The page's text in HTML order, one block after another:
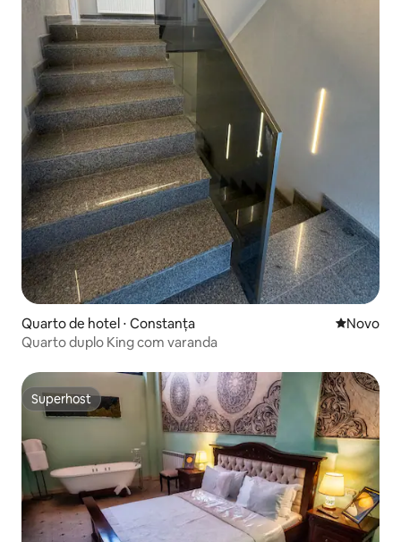
Quarto de hotel ⋅ Constanța Novo
Novo
Quarto duplo King com varanda
Superhost
Superhost